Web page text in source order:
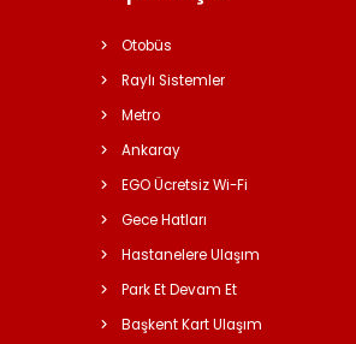
Otobüs
Raylı Sistemler
Metro
Ankaray
EGO Ücretsiz Wi-Fi
Gece Hatları
Hastanelere Ulaşım
Park Et Devam Et
Başkent Kart Ulaşım